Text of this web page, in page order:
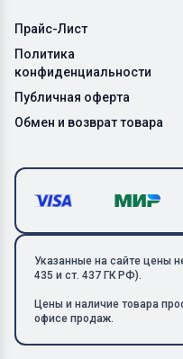
Прайс-Лист
Политика
конфиденциальности
Публичная оферта
Обмен и возврат товара
Указанные на сайте цены
435 и ст. 437 ГК РФ).
Цены и наличие товара
офисе продаж.